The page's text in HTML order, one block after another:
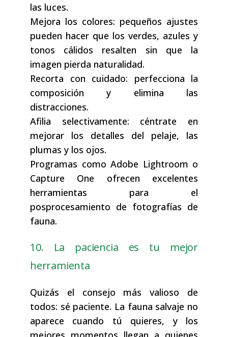
las luces.
Mejora los colores: pequeños ajustes
pueden hacer que los verdes, azules y
tonos cálidos resalten sin que la
imagen pierda naturalidad.
Recorta con cuidado: perfecciona la
composición y elimina las
distracciones.
Afilia selectivamente: céntrate en
mejorar los detalles del pelaje, las
plumas y los ojos.
Programas como Adobe Lightroom o
Capture One ofrecen excelentes
herramientas para el
posprocesamiento de fotografías de
fauna.
10. La paciencia es tu mejor
herramienta
Quizás el consejo más valioso de
todos: sé paciente. La fauna salvaje no
aparece cuando tú quieres, y los